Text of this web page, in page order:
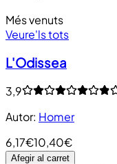
Més venuts
Veure'ls tots
L'Odissea
3,9
Autor: Homer
6,17€10,40€
Afegir al carret